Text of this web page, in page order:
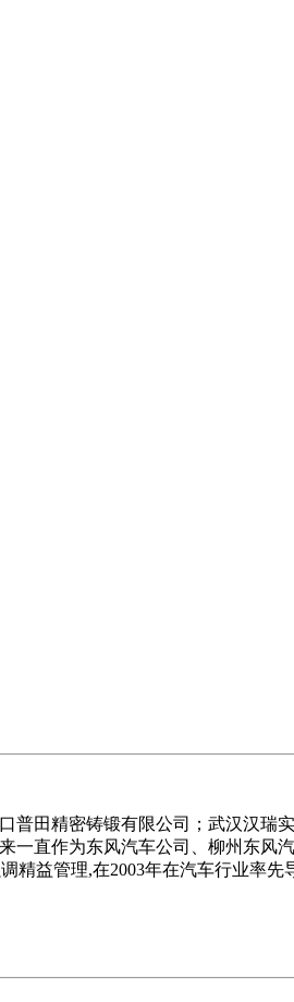
田精密铸锻有限公司；武汉汉瑞
直作为东风汽车公司、柳州东风
益管理,在2003年在汽车行业率先